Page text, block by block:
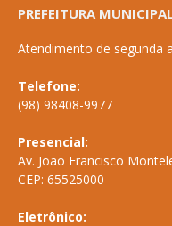
PREFEITURA
Atendimento de segunda
Telefone:
(98) 98408-9977
Presencial:
Av. João Francisco
CEP: 65525000
Eletrônico: